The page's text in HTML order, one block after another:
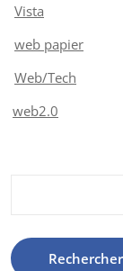
Vista
web papier
Web/Tech
web2.0